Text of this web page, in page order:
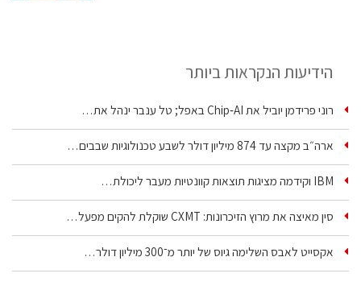
הידיעות הנקראות ביותר
רוני פרידמן יוביל את Chip‑AI באפל; טל ענבר ינהל את…
ארה״ב מקצה עד 874 מיליון דולר לשבע טכנולוגיות שבבים…
IBM וקידמה מציגות תוצאות קוונטיות מעבר ליכולת…
סין מאיצה את מרוץ הזיכרונות: CXMT שוקלת להקים מפעל…
אקסייט לאבס השלימה גיוס של יותר מ־300 מיליון דולר…